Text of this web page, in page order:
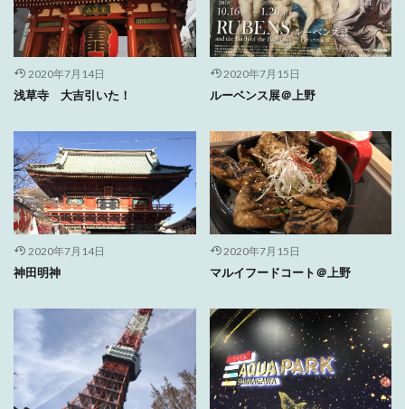
2020年7月14日
浅草寺 大吉引いた！
2020年7月15日
ルーベンス展＠上野
2020年7月14日
神田明神
2020年7月15日
マルイフードコート＠上野